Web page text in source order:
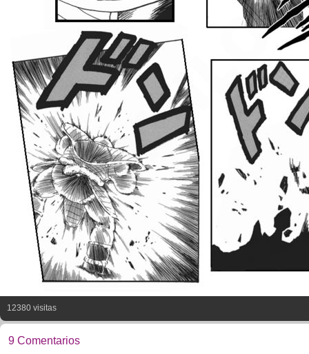
12380 visitas
9 Comentarios